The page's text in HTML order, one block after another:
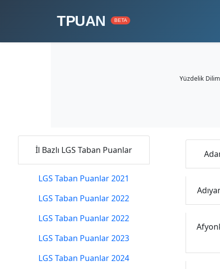
TPUAN BETA
Yüzdelik
İl Bazlı LGS Taban Puanlar
LGS Taban Puanlar 2021
LGS Taban Puanlar 2022
LGS Taban Puanlar 2022
LGS Taban Puanlar 2023
LGS Taban Puanlar 2024